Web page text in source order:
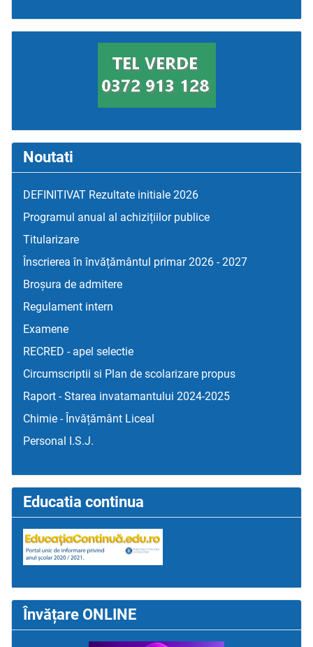
Noutati
DEFINITIVAT Rezultate initiale 2026
Programul anual al achizițiilor publice
Titularizare
Înscrierea în învățământul primar 2026 - 2027
Broșura de admitere
Regulament intern
Examene
RECRED - apel selectie
Circumscriptii si Plan de scolarizare propus
Raport - Starea invatamantului 2024-2025
Chimie - Învățământ Liceal
Personal I.S.J.
Educatia continua
Învățare ONLINE